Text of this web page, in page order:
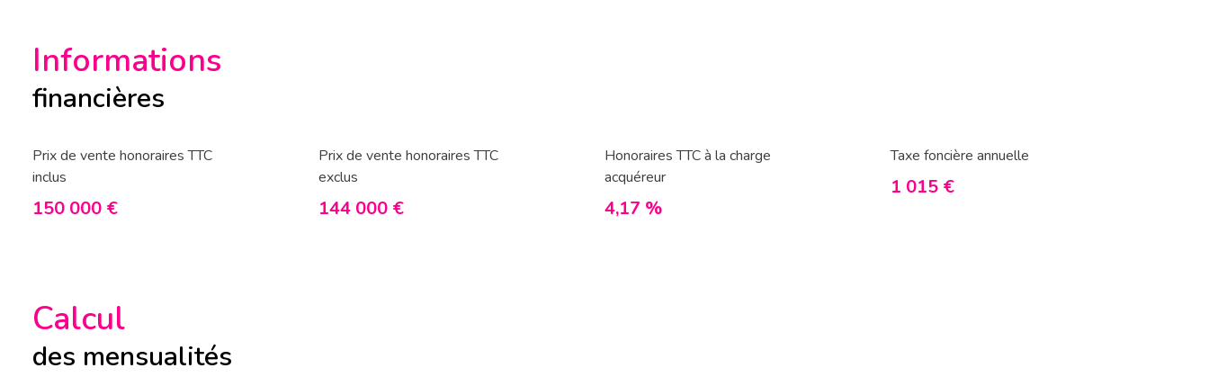
Informations
financières
Prix de vente honoraires TTC
inclus
150 000 €
Prix de vente honoraires TTC
exclus
144 000 €
Honoraires TTC à la charge
acquéreur
4,17 %
Taxe foncière annuelle
1 015 €
Calcul
des mensualités